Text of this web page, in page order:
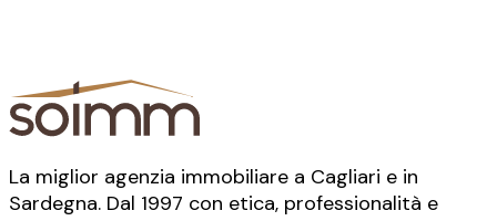
La miglior agenzia immobiliare a Cagliari e in
Sardegna. Dal 1997 con etica, professionalità e